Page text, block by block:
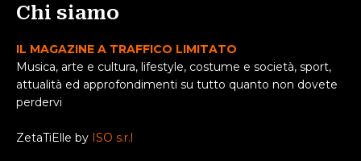
Chi siamo
IL MAGAZINE A TRAFFICO LIMITATO
Musica, arte e cultura, lifestyle, costume e società, sport,
attualità ed approfondimenti su tutto quanto non dovete
perdervi
ZetaTiElle by ISO s.r.l